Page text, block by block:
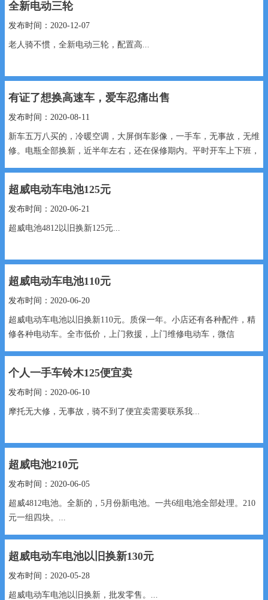
全新电动三轮
发布时间：2020-12-07
老人骑不惯，全新电动三轮，配置高...
有证了想换高速车，爱车忍痛出售
发布时间：2020-08-11
新车五万八买的，冷暖空调，大屏倒车影像，一手车，无事故，无维
修。电瓶全部换新，近半年左右，还在保修期内。平时开车上下班，
超威电动车电池125元
发布时间：2020-06-21
超威电池4812以旧换新125元...
超威电动车电池110元
发布时间：2020-06-20
超威电动车电池以旧换新110元。质保一年。小店还有各种配件，精
修各种电动车。全市低价，上门救援，上门维修电动车，微信
个人一手车铃木125便宜卖
发布时间：2020-06-10
摩托无大修，无事故，骑不到了便宜卖需要联系我...
超威电池210元
发布时间：2020-06-05
超威4812电池。全新的，5月份新电池。一共6组电池全部处理。210
元一组四块。...
超威电动车电池以旧换新130元
发布时间：2020-05-28
超威电动车电池以旧换新，批发零售。...